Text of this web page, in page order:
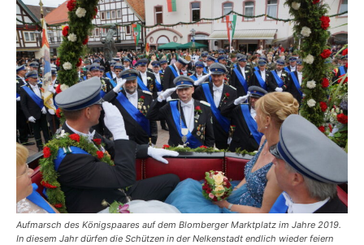
Aufmarsch des Königspaares auf dem Blomberger Marktplatz im Jahre 2019.
In diesem Jahr dürfen die Schützen in der Nelkenstadt endlich wieder feiern